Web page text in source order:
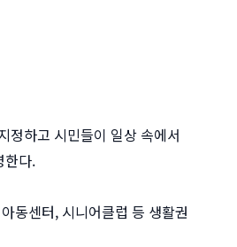
정하고 시민들이 일상 속에서
한다.
동센터, 시니어클럽 등 생활권